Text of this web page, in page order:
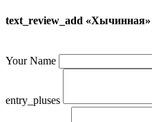
text_review_add «Хычинная»
Your Name
entry_pluses